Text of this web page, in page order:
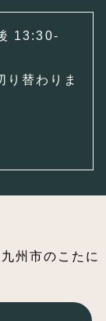
13:30-
替わりま